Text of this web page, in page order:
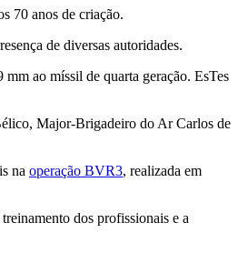
70 anos de criação.
de diversas autoridades.
ao míssil de quarta geração. EsTes
Major-Brigadeiro do Ar Carlos de
na operação BVR3, realizada em
dos profissionais e a